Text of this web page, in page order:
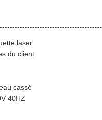
laser
du client
cassé
40HZ